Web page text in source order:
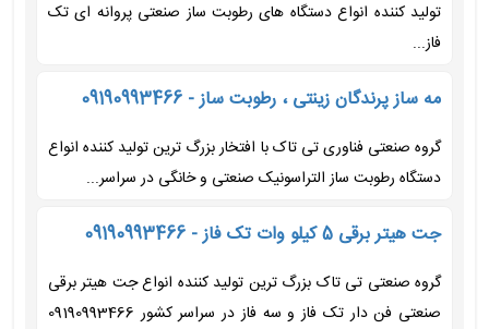
تولید کننده انواع دستگاه های رطوبت ساز صنعتی پروانه ای تک
فاز...
مه ساز پرندگان زینتی ، رطوبت ساز - 09190993466
گروه صنعتی فناوری تی تاک با افتخار بزرگ ترین تولید کننده انواع
دستگاه رطوبت ساز التراسونیک صنعتی و خانگی در سراسر...
جت هیتر برقی 5 کیلو وات تک فاز - 09190993466
گروه صنعتی تی تاک بزرگ ترین تولید کننده انواع جت هیتر برقی
صنعتی فن دار تک فاز و سه فاز در سراسر کشور 09190993466